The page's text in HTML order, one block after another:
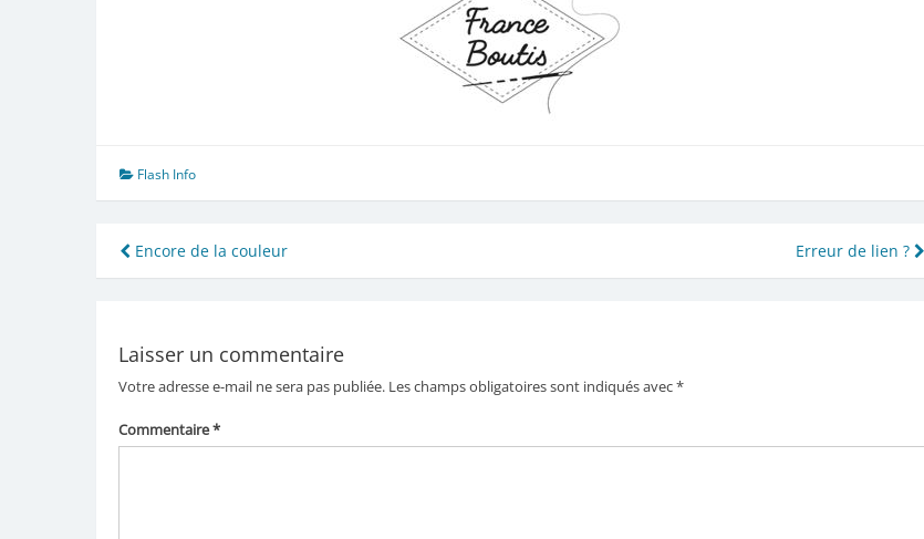
Flash Info
Navigation
de
Encore de la couleur Erreur de lien ?
Laisser un commentaire
Votre adresse e-mail ne sera pas publiée. Les champs obligatoires sont indiqués avec*
Commentaire*